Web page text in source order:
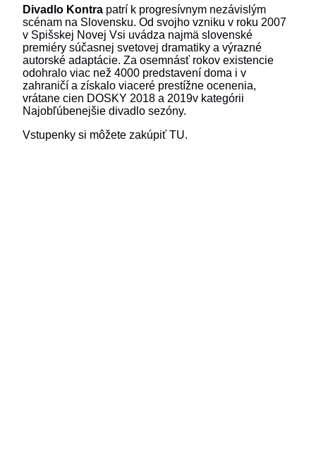
Divadlo Kontra patrí k progresívnym nezávislým
scénam na Slovensku. Od svojho vzniku v roku 2007
v Spišskej Novej Vsi uvádza najmä slovenské
premiéry súčasnej svetovej dramatiky a výrazné
autorské adaptácie. Za osemnásť rokov existencie
odohralo viac než 4000 predstavení doma i v
zahraničí a získalo viaceré prestížne ocenenia,
vrátane cien DOSKY 2018 a 2019v kategórii
Najobľúbenejšie divadlo sezóny.
Vstupenky si môžete zakúpiť TU.